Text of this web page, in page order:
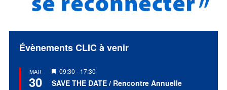
Évènements CLIC à venir
MAR
30
Mis
en
avant
09:30 - 17:30
SAVE THE DATE / Rencontre Annuelle